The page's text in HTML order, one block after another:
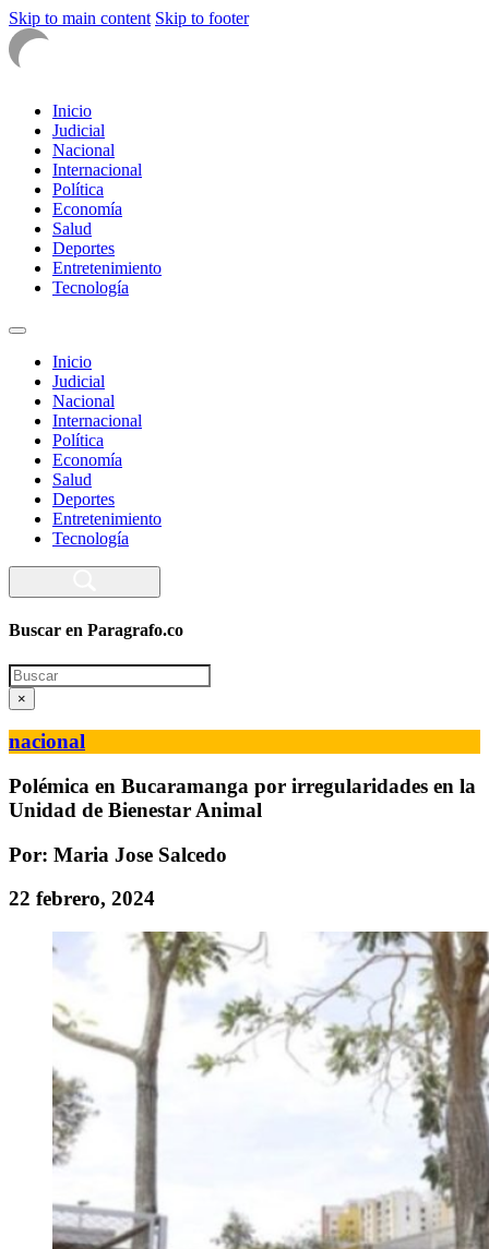
Skip to main content Skip to footer
Inicio
Judicial
Nacional
Internacional
Política
Economía
Salud
Deportes
Entretenimiento
Tecnología
Inicio
Judicial
Nacional
Internacional
Política
Economía
Salud
Deportes
Entretenimiento
Tecnología
Buscar en Paragrafo.co
Search
×
nacional
Polémica en Bucaramanga por irregularidades en la
Unidad de Bienestar Animal
Por: Maria Jose Salcedo
22 febrero, 2024